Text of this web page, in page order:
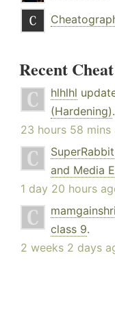
Recent
hlhlhl
(Hardening).
23 hours 58 mins
SuperRabbit
and Media
1 day 20 hours
class 9.
2 weeks 2 days